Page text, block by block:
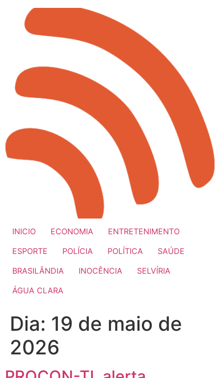
INICIO ECONOMIA
ENTRETENIMENTO
ESPORTE
POLÍCIA POLÍTICA
SAÚDE
BRASILÂNDIA
INOCÊNCIA
SELVÍRIA
ÁGUA CLARA
Dia: 19 de maio de
2026